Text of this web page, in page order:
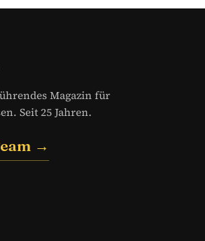
Magazin für
Seit 25 Jahren.
→